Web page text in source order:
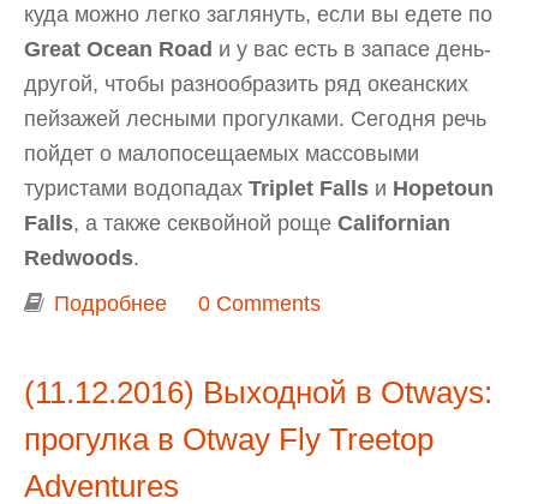
куда можно легко заглянуть, если вы едете по
Great Ocean Road и у вас есть в запасе день-
другой, чтобы разнообразить ряд океанских
пейзажей лесными прогулками. Сегодня речь
пойдет о малопосещаемых массовыми
туристами водопадах Triplet Falls и Hopetoun
Falls, а также секвойной роще Californian
Redwoods.
Подробнее о Выходной в Otways: Triplet Falls,
0 Comments
(11.12.2016) Выходной в Otways:
прогулка в Otway Fly Treetop
Adventures